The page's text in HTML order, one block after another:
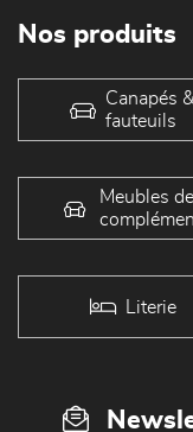
Nos produits
Canapés &
fauteuils
Meubles de
Literie